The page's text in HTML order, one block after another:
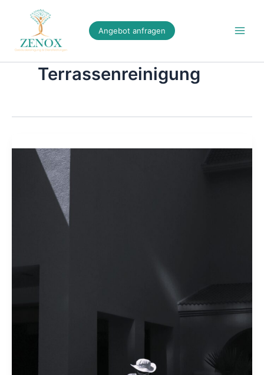
springen
Angebot anfragen
Terrassenreinigung